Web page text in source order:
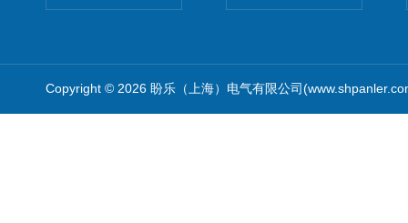
Copyright © 2026 盼乐（上海）电气有限公司